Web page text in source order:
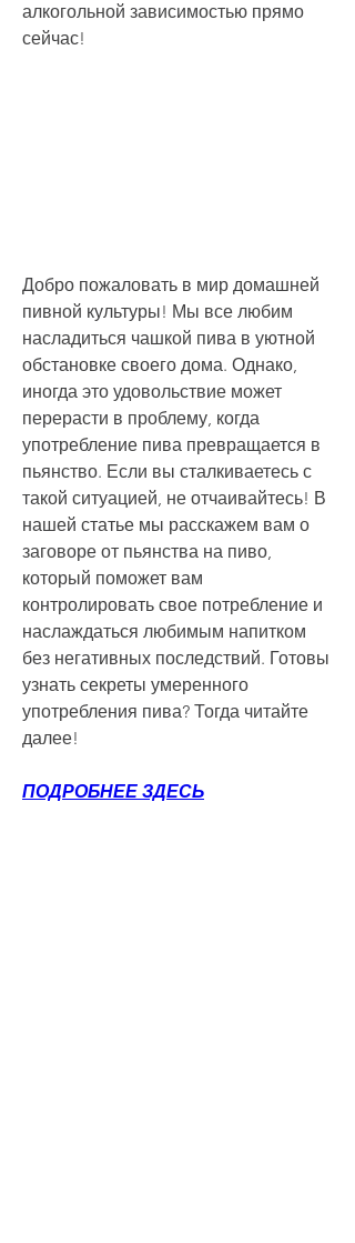
алкогольной зависимостью прямо
сейчас!
Добро пожаловать в мир домашней
пивной культуры! Мы все любим
насладиться чашкой пива в уютной
обстановке своего дома. Однако,
иногда это удовольствие может
перерасти в проблему, когда
употребление пива превращается в
пьянство. Если вы сталкиваетесь с
такой ситуацией, не отчаивайтесь! В
нашей статье мы расскажем вам о
заговоре от пьянства на пиво,
который поможет вам
контролировать свое потребление и
наслаждаться любимым напитком
без негативных последствий. Готовы
узнать секреты умеренного
употребления пива? Тогда читайте
далее!
ПОДРОБНЕЕ ЗДЕСЬ